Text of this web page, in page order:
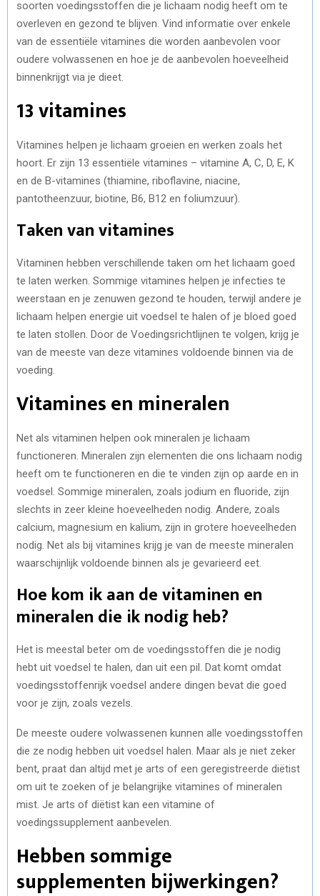
soorten voedingsstoffen die je lichaam nodig heeft om te
overleven en gezond te blijven. Vind informatie over enkele
van de essentiële vitamines die worden aanbevolen voor
oudere volwassenen en hoe je de aanbevolen hoeveelheid
binnenkrijgt via je dieet.
13 vitamines
Vitamines helpen je lichaam groeien en werken zoals het
hoort. Er zijn 13 essentiële vitamines – vitamine A, C, D, E, K
en de B-vitamines (thiamine, riboflavine, niacine,
pantotheenzuur, biotine, B6, B12 en foliumzuur).
Taken van vitamines
Vitaminen hebben verschillende taken om het lichaam goed
te laten werken. Sommige vitamines helpen je infecties te
weerstaan en je zenuwen gezond te houden, terwijl andere je
lichaam helpen energie uit voedsel te halen of je bloed goed
te laten stollen. Door de Voedingsrichtlijnen te volgen, krijg je
van de meeste van deze vitamines voldoende binnen via de
voeding.
Vitamines en mineralen
Net als vitaminen helpen ook mineralen je lichaam
functioneren. Mineralen zijn elementen die ons lichaam nodig
heeft om te functioneren en die te vinden zijn op aarde en in
voedsel. Sommige mineralen, zoals jodium en fluoride, zijn
slechts in zeer kleine hoeveelheden nodig. Andere, zoals
calcium, magnesium en kalium, zijn in grotere hoeveelheden
nodig. Net als bij vitamines krijg je van de meeste mineralen
waarschijnlijk voldoende binnen als je gevarieerd eet.
Hoe kom ik aan de vitaminen en
mineralen die ik nodig heb?
Het is meestal beter om de voedingsstoffen die je nodig
hebt uit voedsel te halen, dan uit een pil. Dat komt omdat
voedingsstoffenrijk voedsel andere dingen bevat die goed
voor je zijn, zoals vezels.
De meeste oudere volwassenen kunnen alle voedingsstoffen
die ze nodig hebben uit voedsel halen. Maar als je niet zeker
bent, praat dan altijd met je arts of een geregistreerde diëtist
om uit te zoeken of je belangrijke vitamines of mineralen
mist. Je arts of diëtist kan een vitamine of
voedingssupplement aanbevelen.
Hebben sommige
supplementen bijwerkingen?